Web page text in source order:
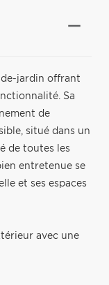
jardin offrant
Sa
de
situé dans un
de toutes les
entretenue se
et ses espaces
avec une